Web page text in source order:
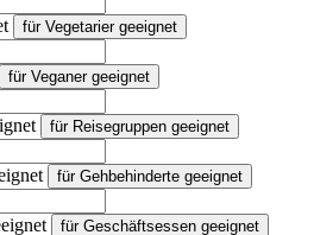
für Vegetarier geeignet
für Veganer geeignet
für Reisegruppen geeignet
für Gehbehinderte geeignet
für Geschäftsessen geeignet